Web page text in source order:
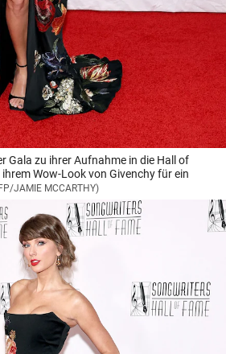
Gala zu ihrer Aufnahme in die Hall of
Wow-Look von Givenchy für ein
JAMIE MCCARTHY)